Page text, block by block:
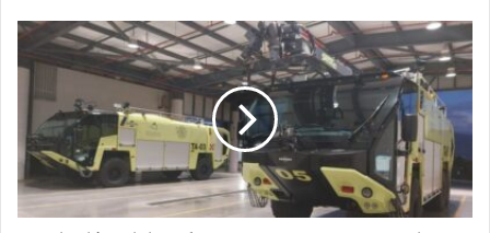
Aviación
fortalece
nuevos
equipos
para
atender